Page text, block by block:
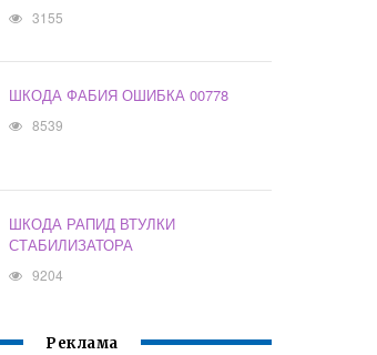
3155
ШКОДА ФАБИЯ ОШИБКА 00778
8539
ШКОДА РАПИД ВТУЛКИ
СТАБИЛИЗАТОРА
9204
Реклама